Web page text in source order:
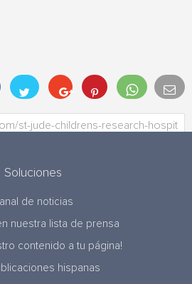
Soluciones
de noticias
nuestra lista de prensa
contenido a tu página!
hispanas